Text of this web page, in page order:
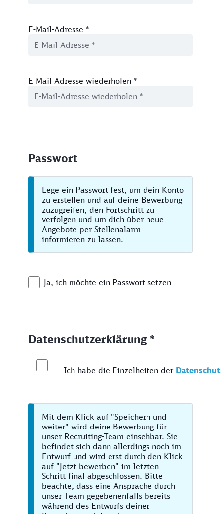
E-Mail-Adresse *
E-Mail-Adresse wiederholen *
Passwort
Lege ein Passwort fest, um dein Konto
zu erstellen und auf deine Bewerbung
zuzugreifen, den Fortschritt zu
verfolgen und um dich über neue
Angebote per Stellenalarm
informieren zu lassen.
Ja, ich möchte ein Passwort setzen
Datenschutzerklärung *
Ich habe die Einzelheiten der
Mit dem Klick auf "Speichern und
weiter" wird deine Bewerbung für
unser Recruiting-Team einsehbar. Sie
befindet sich dann allerdings noch im
Entwurf und wird erst durch den Klick
auf "Jetzt bewerben" im letzten
Schritt final abgeschlossen. Bitte
beachte, dass eine Ansprache durch
unser Team gegebenenfalls bereits
während des Entwurfs deiner